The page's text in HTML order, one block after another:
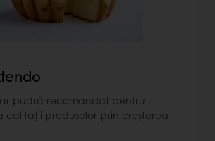
pudră recomandat pentru
calitații produselor prin creșterea